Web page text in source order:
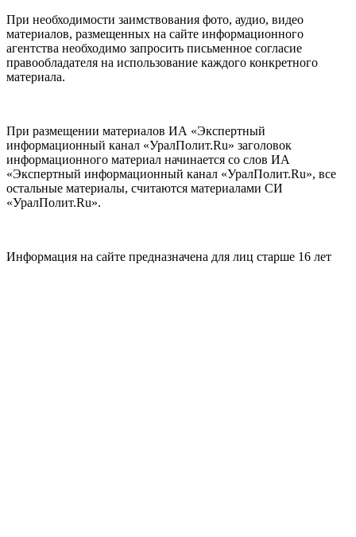
При необходимости заимствования фото, аудио, видео
материалов, размещенных на сайте информационного
агентства необходимо запросить письменное согласие
правообладателя на использование каждого конкретного
материала.
При размещении материалов ИА «Экспертный
информационный канал «УралПолит.Ru» заголовок
информационного материал начинается со слов ИА
«Экспертный информационный канал «УралПолит.Ru», все
остальные материалы, считаются материалами СИ
«УралПолит.Ru».
Информация на сайте предназначена для лиц старше 16 лет